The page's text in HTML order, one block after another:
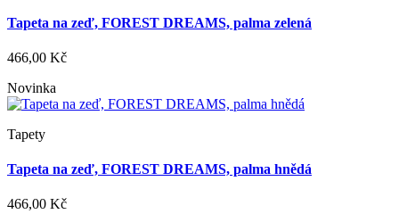
Tapeta na zeď, FOREST DREAMS, palma zelená
466,00 Kč
Novinka
Tapety
Tapeta na zeď, FOREST DREAMS, palma hnědá
466,00 Kč